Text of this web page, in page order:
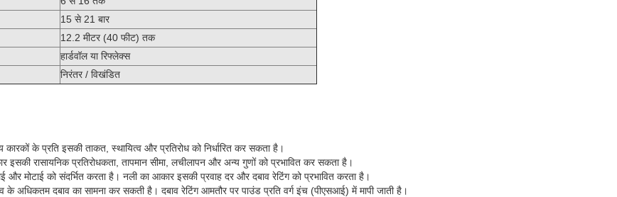
15 से 21 बार
12.2 मीटर (40 फीट) तक
हार्डवॉल या रिफ्लेक्स
निरंतर / विखंडित
कारकों के प्रति इसकी ताकत, स्थायित्व और प्रतिरोध को निर्धारित कर सकता है।
इसकी रासायनिक प्रतिरोधकता, तापमान सीमा, लचीलापन और अन्य गुणों को प्रभावित कर सकता है।
मोटाई को संदर्भित करता है। नली का आकार इसकी प्रवाह दर और दबाव रेटिंग को प्रभावित करता है।
के अधिकतम दबाव का सामना कर सकती है। दबाव रेटिंग आमतौर पर पाउंड प्रति वर्ग इंच (पीएसआई) में मापी जाती है।